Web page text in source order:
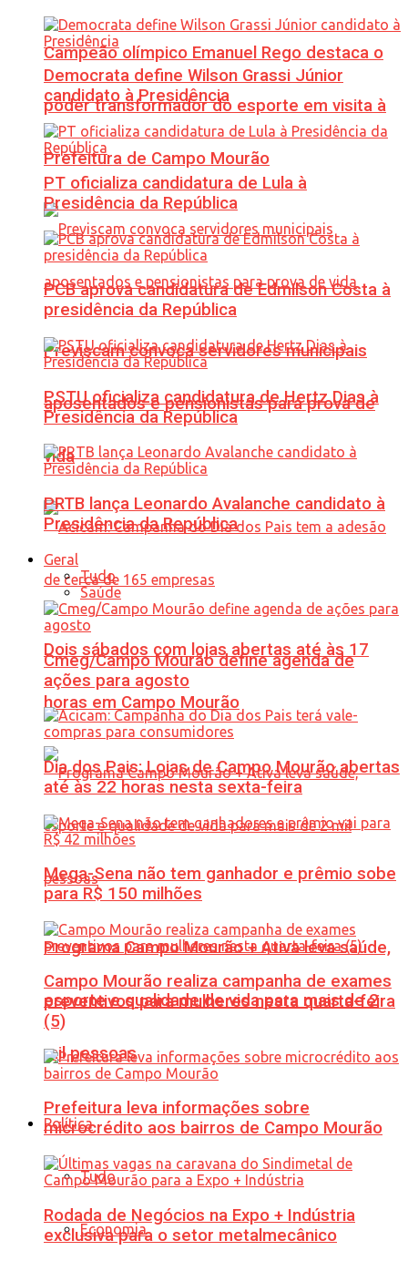
Campeão olímpico Emanuel Rego destaca o
poder transformador do esporte em visita à
Prefeitura de Campo Mourão
Previscam convoca servidores municipais
aposentados e pensionistas para prova de
vida
Dois sábados com lojas abertas até às 17
horas em Campo Mourão
Programa Campo Mourão + Ativa leva saúde,
esporte e qualidade de vida para mais de 2
mil pessoas
Política
Tudo
Economia
Democrata define Wilson Grassi Júnior
candidato à Presidência
PT oficializa candidatura de Lula à
Presidência da República
PCB aprova candidatura de Edmilson Costa à
presidência da República
PSTU oficializa candidatura de Hertz Dias à
Presidência da República
PRTB lança Leonardo Avalanche candidato à
Presidência da República
Geral
Tudo
Saúde
Cmeg/Campo Mourão define agenda de
ações para agosto
Dia dos Pais: Lojas de Campo Mourão abertas
até às 22 horas nesta sexta-feira
Mega-Sena não tem ganhador e prêmio sobe
para R$ 150 milhões
Campo Mourão realiza campanha de exames
preventivos para mulheres nesta quarta-feira
(5)
Prefeitura leva informações sobre
microcrédito aos bairros de Campo Mourão
Rodada de Negócios na Expo + Indústria
exclusiva para o setor metalmecânico